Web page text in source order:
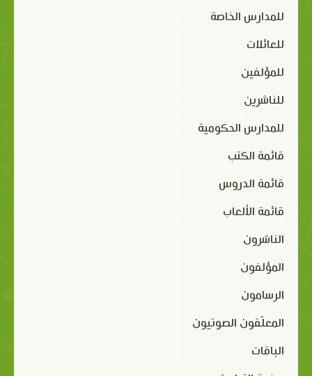
للمدارس الخاصة
للعائلات
للمؤلفين
للناشرين
للمدارس الحكومية
قائمة الكتب
قائمة الدروس
قائمة الألعاب
الناشرون
المؤلفون
الرسامون
المعلّقون الصوتيون
الباقات